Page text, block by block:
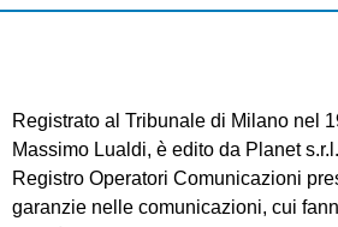
Registrato al Tribunale di Milano nel
Massimo Lualdi, è edito da Planet
Registro Operatori Comunicazioni
garanzie nelle comunicazioni, cui